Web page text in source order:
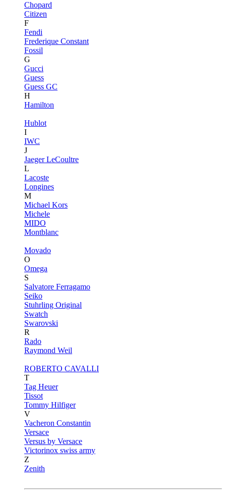
Chopard
Citizen
F
Fendi
Frederique Constant
Fossil
G
Gucci
Guess
Guess GC
H
Hamilton
Hublot
I
IWC
J
Jaeger LeCoultre
L
Lacoste
Longines
M
Michael Kors
Michele
MIDO
Montblanc
Movado
O
Omega
S
Salvatore Ferragamo
Seiko
Stuhrling Original
Swatch
Swarovski
R
Rado
Raymond Weil
ROBERTO CAVALLI
T
Tag Heuer
Tissot
Tommy Hilfiger
V
Vacheron Constantin
Versace
Versus by Versace
Victorinox swiss army
Z
Zenith